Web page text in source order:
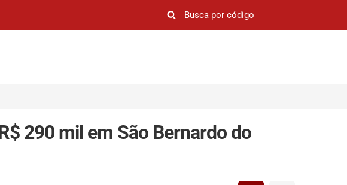
290 mil em São Bernardo do